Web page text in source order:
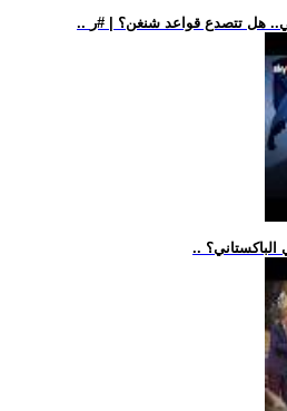
هل تتصدع قواعد شنغن؟ | #ر
الباكستاني؟